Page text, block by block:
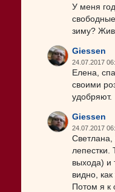
У меня
зиму?
Giessen
24.07.2017
Елена,
своими
удобряют.
Giessen
24.07.2017
Светлана,
лепестки.
выхода) и
видно,
Потом я к